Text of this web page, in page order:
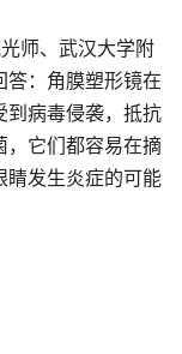
师、武汉大学附
答：角膜塑形镜在
到病毒侵袭，抵抗
，它们都容易在摘
睛发生炎症的可能